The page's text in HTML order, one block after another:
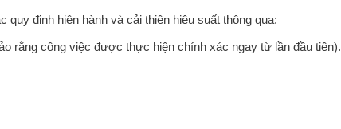
định hiện hành và cải thiện hiệu suất thông qua:
rằng công việc được thực hiện chính xác ngay từ lần đầu tiên).